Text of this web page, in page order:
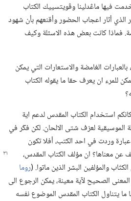
فيها ماڠدلينا وڤويتسييك الكتاب
الذي أثار اعجاب الحضور وأقنعهم بأن شهود
فماذا كانت بعض هذه الاسئلة وكيف
الغامضة والاستعارات التي يمكن
للمرء ان يعرف حقا ما يقوله الكتاب
استخدام الكتاب المقدس لدعم اية
الموسيقية لعزف شتى الالحان.‏ لكن فكّر في
وردت في احد الكتب،‏ أفلا تكون
عن معناها؟‏ ان مؤلف الكتاب المقدس،‏
والمؤلفين البشر الذين ماتوا.‏ (‏روما
الصحيح لآية معينة،‏ يمكن الرجوع الى
ما يتناول الكتاب المقدس الموضوع نفسه